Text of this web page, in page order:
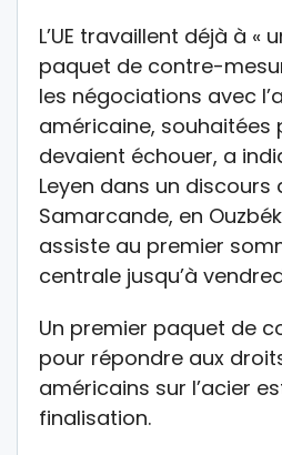
L’UE travaillent déjà à «
paquet de contre-
les négociations avec
américaine, souhaitées
devaient échouer, a
Leyen dans un discours
Samarcande, en
assiste au premier
centrale jusqu’à
Un premier paquet de
pour répondre aux
américains sur l’acier
finalisation.